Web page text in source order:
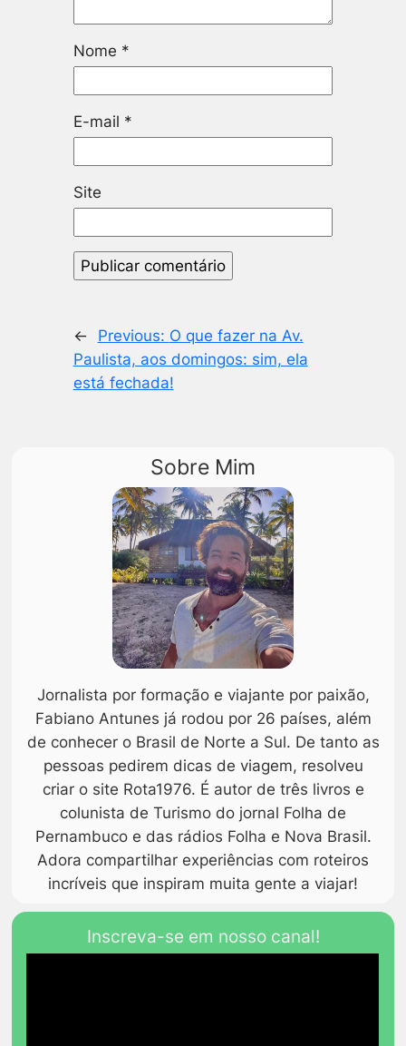
Nome *
E-mail *
Site
← Previous: O que fazer na Av.
Paulista, aos domingos: sim, ela
está fechada!
Sobre Mim
Jornalista por formação e viajante por paixão,
Fabiano Antunes já rodou por 26 países, além
de conhecer o Brasil de Norte a Sul. De tanto as
pessoas pedirem dicas de viagem, resolveu
criar o site Rota1976. É autor de três livros e
colunista de Turismo do jornal Folha de
Pernambuco e das rádios Folha e Nova Brasil.
Adora compartilhar experiências com roteiros
incríveis que inspiram muita gente a viajar!
Inscreva-se em nosso canal!